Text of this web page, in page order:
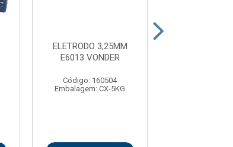
ELETRODO 3,25MM
E6013 VONDER
Código: 160504
Embalagem: CX-5KG